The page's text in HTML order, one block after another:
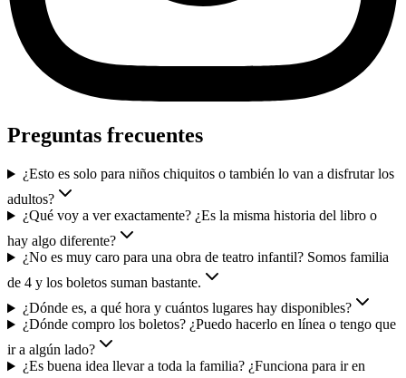
Preguntas frecuentes
¿Esto es solo para niños chiquitos o también lo van a disfrutar los
adultos?
¿Qué voy a ver exactamente? ¿Es la misma historia del libro o
hay algo diferente?
¿No es muy caro para una obra de teatro infantil? Somos familia
de 4 y los boletos suman bastante.
¿Dónde es, a qué hora y cuántos lugares hay disponibles?
¿Dónde compro los boletos? ¿Puedo hacerlo en línea o tengo que
ir a algún lado?
¿Es buena idea llevar a toda la familia? ¿Funciona para ir en